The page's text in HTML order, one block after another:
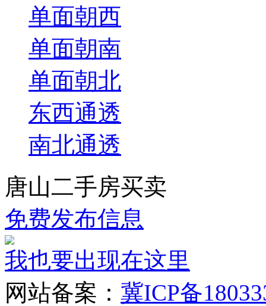
单面朝西
单面朝南
单面朝北
东西通透
南北通透
唐山二手房买卖
免费发布信息
我也要出现在这里
网站备案： 冀ICP备